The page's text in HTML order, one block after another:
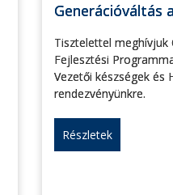
Generációváltás
Tisztelettel meghívjuk
Fejlesztési
Vezetői készségek és
rendezvényünkre.
Részletek